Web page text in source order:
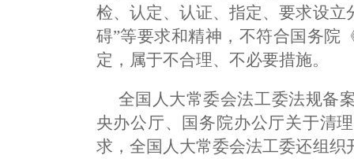
检、认定、认证、指定、要求设
碍”等要求和精神，不符合国务院
定，属于不合理、不必要措施。
全国人大常委会法工委法规备
央办公厅、国务院办公厅关于清
求，全国人大常委会法工委还组